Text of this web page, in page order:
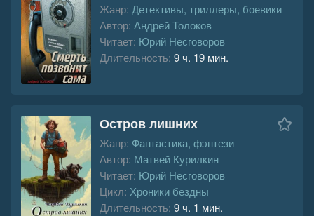
Жанр: Детективы, триллеры, боевики
Автор: Андрей Толоков
Читает: Юрий Несговоров
Длительность: 9 ч. 19 мин.
Остров лишних
Жанр: Фантастика, фэнтези
Автор: Матвей Курилкин
Читает: Юрий Несговоров
Цикл: Хроники бездны
Длительность: 9 ч. 1 мин.